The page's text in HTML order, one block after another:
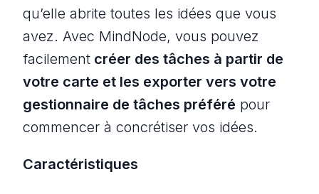
qu’elle abrite toutes les idées que vous
avez. Avec MindNode, vous pouvez
facilement créer des tâches à partir de
votre carte et les exporter vers votre
gestionnaire de tâches préféré pour
commencer à concrétiser vos idées.
Caractéristiques